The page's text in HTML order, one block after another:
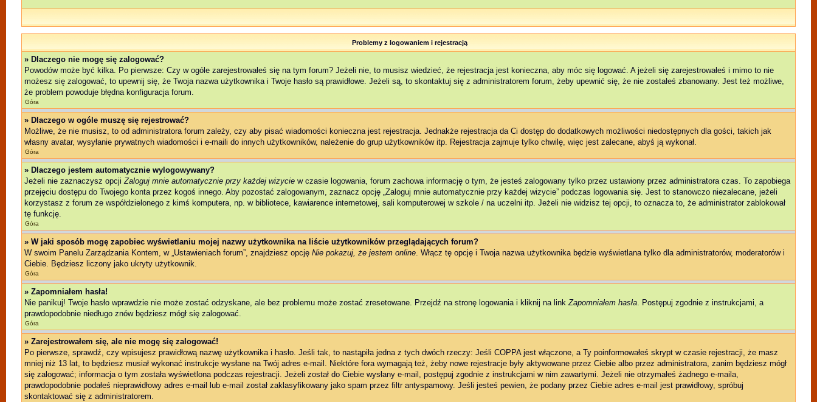
Problemy z logowaniem i rejestracją
» Dlaczego nie mogę się zalogować?
Powodów może być kilka. Po pierwsze: Czy w ogóle zarejestrowałeś się na tym forum? Jeżeli nie, to musisz wiedzieć, że rejestracja jest konieczna, aby móc się logować. A jeżeli się zarejestrowałeś i mimo to nie
możesz się zalogować, to upewnij się, że Twoja nazwa użytkownika i Twoje hasło są prawidłowe. Jeżeli są, to skontaktuj się z administratorem forum, żeby upewnić się, że nie zostałeś zbanowany. Jest też możliwe,
że problem powoduje błędna konfiguracja forum.
Góra
» Dlaczego w ogóle muszę się rejestrować?
Możliwe, że nie musisz, to od administratora forum zależy, czy aby pisać wiadomości konieczna jest rejestracja. Jednakże rejestracja da Ci dostęp do dodatkowych możliwości niedostępnych dla gości, takich jak
własny avatar, wysyłanie prywatnych wiadomości i e-maili do innych użytkowników, należenie do grup użytkowników itp. Rejestracja zajmuje tylko chwilę, więc jest zalecane, abyś ją wykonał.
Góra
» Dlaczego jestem automatycznie wylogowywany?
Jeżeli nie zaznaczysz opcjiZaloguj mnie automatycznie przy każdej wizycie w czasie logowania, forum zachowa informację o tym, że jesteś zalogowany tylko przez ustawiony przez administratora czas. To zapobiega
przejęciu dostępu do Twojego konta przez kogoś innego. Aby pozostać zalogowanym, zaznacz opcję „Zaloguj mnie automatycznie przy każdej wizycie” podczas logowania się. Jest to stanowczo niezalecane, jeżeli
korzystasz z forum ze współdzielonego z kimś komputera, np. w bibliotece, kawiarence internetowej, sali komputerowej w szkole / na uczelni itp. Jeżeli nie widzisz tej opcji, to oznacza to, że administrator zablokował
tę funkcję.
Góra
» W jaki sposób mogę zapobiec wyświetlaniu mojej nazwy użytkownika na liście użytkowników przeglądających forum?
W swoim Panelu Zarządzania Kontem, w „Ustawieniach forum”, znajdziesz opcję Nie pokazuj, że jestem online. Włącz tę opcję i Twoja nazwa użytkownika będzie wyświetlana tylko dla administratorów, moderatorów i
Ciebie. Będziesz liczony jako ukryty użytkownik.
Góra
» Zapomniałem hasła!
Nie panikuj! Twoje hasło wprawdzie nie może zostać odzyskane, ale bez problemu może zostać zresetowane. Przejdź na stronę logowania i kliknij na linkZapomniałem hasła. Postępuj zgodnie z instrukcjami, a
prawdopodobnie niedługo znów będziesz mógł się zalogować.
Góra
» Zarejestrowałem się, ale nie mogę się zalogować!
Po pierwsze, sprawdź, czy wpisujesz prawidłową nazwę użytkownika i hasło. Jeśli tak, to nastąpiła jedna z tych dwóch rzeczy: Jeśli COPPA jest włączone, a Ty poinformowałeś skrypt w czasie rejestracji, że masz
mniej niż 13 lat, to będziesz musiał wykonać instrukcje wysłane na Twój adres e-mail. Niektóre fora wymagają też, żeby nowe rejestracje były aktywowane przez Ciebie albo przez administratora, zanim będziesz mógł
się zalogować; informacja o tym została wyświetlona podczas rejestracji. Jeżeli został do Ciebie wysłany e-mail, postępuj zgodnie z instrukcjami w nim zawartymi. Jeżeli nie otrzymałeś żadnego e-maila,
prawdopodobnie podałeś nieprawidłowy adres e-mail lub e-mail został zaklasyfikowany jako spam przez filtr antyspamowy. Jeśli jesteś pewien, że podany przez Ciebie adres e-mail jest prawidłowy, spróbuj
skontaktować się z administratorem.